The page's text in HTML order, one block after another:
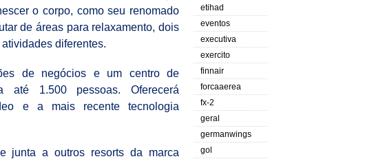
o corpo, como seu renomado
de áreas para relaxamento, dois
atividades diferentes.
de negócios e um centro de
até 1.500 pessoas. Oferecerá
e a mais recente tecnologia
junta a outros resorts da marca
etihad
eventos
executiva
exercito
finnair
forcaaerea
fx-2
geral
germanwings
gol